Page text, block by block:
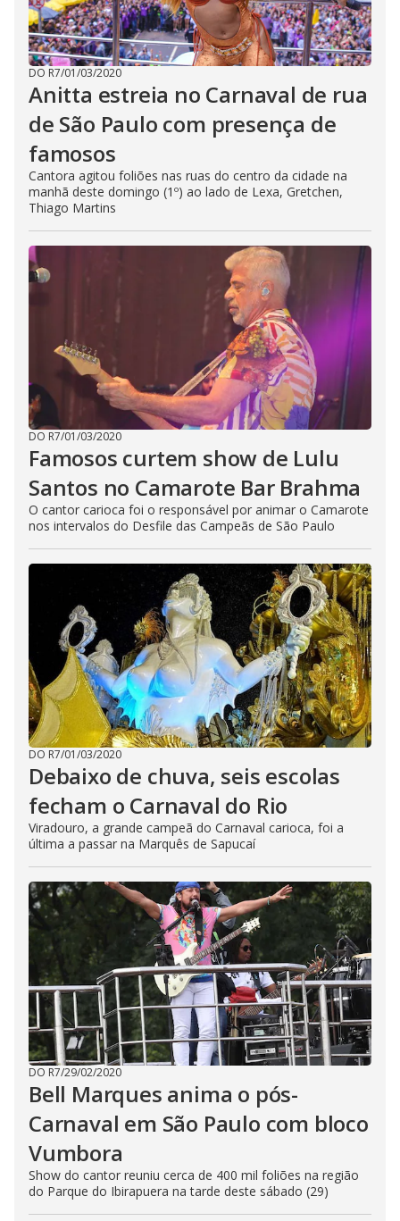
DO R7/01/03/2020
Anitta estreia no Carnaval de rua
de São Paulo com presença de
famosos
Cantora agitou foliões nas ruas do centro da cidade na
manhã deste domingo (1º) ao lado de Lexa, Gretchen,
Thiago Martins
DO R7/01/03/2020
Famosos curtem show de Lulu
Santos no Camarote Bar Brahma
O cantor carioca foi o responsável por animar o Camarote
nos intervalos do Desfile das Campeãs de São Paulo
DO R7/01/03/2020
Debaixo de chuva, seis escolas
fecham o Carnaval do Rio
Viradouro, a grande campeã do Carnaval carioca, foi a
última a passar na Marquês de Sapucaí
DO R7/29/02/2020
Bell Marques anima o pós-
Carnaval em São Paulo com bloco
Vumbora
Show do cantor reuniu cerca de 400 mil foliões na região
do Parque do Ibirapuera na tarde deste sábado (29)